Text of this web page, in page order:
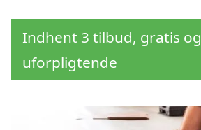
Indhent 3 tilbud, gratis og
uforpligtende